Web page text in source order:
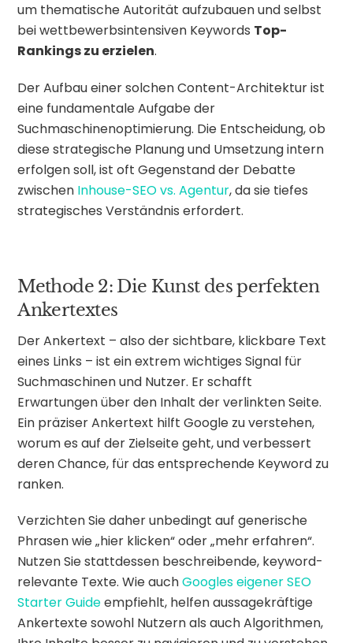
um thematische Autorität aufzubauen und selbst
bei wettbewerbsintensiven Keywords Top-
Rankings zu erzielen.
Der Aufbau einer solchen Content-Architektur ist
eine fundamentale Aufgabe der
Suchmaschinenoptimierung. Die Entscheidung, ob
diese strategische Planung und Umsetzung intern
erfolgen soll, ist oft Gegenstand der Debatte
zwischen Inhouse-SEO vs. Agentur, da sie tiefes
strategisches Verständnis erfordert.
Methode 2: Die Kunst des perfekten
Ankertextes
Der Ankertext – also der sichtbare, klickbare Text
eines Links – ist ein extrem wichtiges Signal für
Suchmaschinen und Nutzer. Er schafft
Erwartungen über den Inhalt der verlinkten Seite.
Ein präziser Ankertext hilft Google zu verstehen,
worum es auf der Zielseite geht, und verbessert
deren Chance, für das entsprechende Keyword zu
ranken.
Verzichten Sie daher unbedingt auf generische
Phrasen wie „hier klicken“ oder „mehr erfahren“.
Nutzen Sie stattdessen beschreibende, keyword-
relevante Texte. Wie auchGoogles eigener SEO
Starter Guideempfiehlt, helfen aussagekräftige
Ankertexte sowohl Nutzern als auch Algorithmen,